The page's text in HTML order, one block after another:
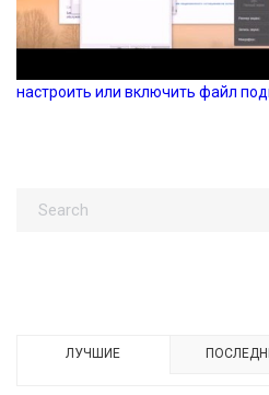
настроить или включить файл
ЛУЧШИЕ